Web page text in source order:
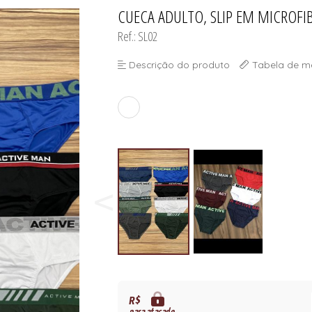
TODOS DE MODA
TODOS DE
TODOS DE
TODOS DE
CUECA ADULTO, SLIP EM
Ref.: SL02
Descrição do produto Tabela de
R$